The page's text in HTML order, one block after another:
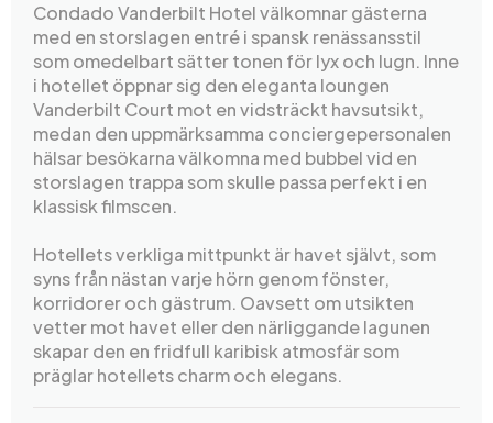
Condado Vanderbilt Hotel välkomnar gästerna
med en storslagen entré i spansk renässansstil
som omedelbart sätter tonen för lyx och lugn. Inne
i hotellet öppnar sig den eleganta loungen
Vanderbilt Court mot en vidsträckt havsutsikt,
medan den uppmärksamma conciergepersonalen
hälsar besökarna välkomna med bubbel vid en
storslagen trappa som skulle passa perfekt i en
klassisk filmscen.
Hotellets verkliga mittpunkt är havet självt, som
syns från nästan varje hörn genom fönster,
korridorer och gästrum. Oavsett om utsikten
vetter mot havet eller den närliggande lagunen
skapar den en fridfull karibisk atmosfär som
präglar hotellets charm och elegans.